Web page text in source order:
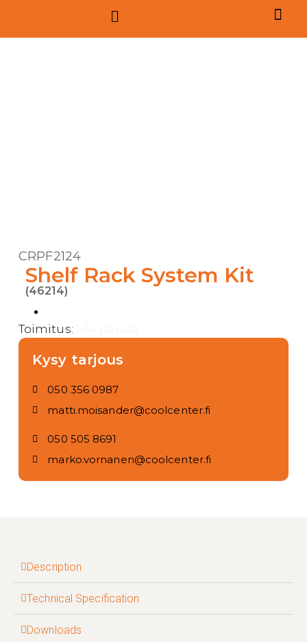
CRPF2124
Shelf Rack System Kit
(46214)
Toimitus:
Kysy tarjous
050 356 0987
matti.moisander@coolcenter.fi
050 505 8691
marko.vornanen@coolcenter.fi
Description
Technical Specification
Downloads